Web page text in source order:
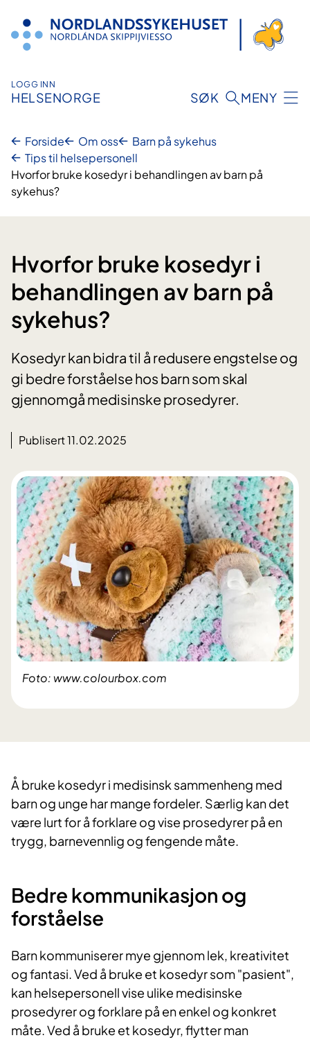
innhold
LOGG INN
HELSENORGE SØK MENY
Forside Om oss
Barn på sykehus
Tips til helsepersonell
Hvorfor bruke kosedyr i behandlingen av barn på
sykehus?
Hvorfor bruke kosedyr i
behandlingen av barn på
sykehus?
Kosedyr kan bidra til å redusere engstelse og
gi bedre forståelse hos barn som skal
gjennomgå medisinske prosedyrer.
Publisert 11.02.2025
Foto: www.colourbox.com
Å bruke kosedyr i medisinsk sammenheng med
barn og unge har mange fordeler. Særlig kan det
være lurt for å forklare og vise prosedyrer på en
trygg, barnevennlig og fengende måte.
Bedre kommunikasjon og
forståelse
Barn kommuniserer mye gjennom lek, kreativitet
og fantasi. Ved å bruke et kosedyr som "pasient",
kan helsepersonell vise ulike medisinske
prosedyrer og forklare på en enkel og konkret
måte. Ved å bruke et kosedyr, flytter man